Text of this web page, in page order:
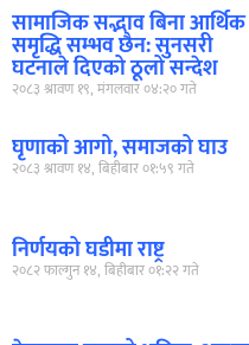
सामाजिक सद्भाव बिना आर्थिक
समृद्धि सम्भव छैन: सुनसरी
घटनाले दिएको ठूलो सन्देश
२०८३ श्रावण १९, मंगलवार ०४:२० गते
घृणाको आगो, समाजको घाउ
२०८३ श्रावण १४, बिहीबार ०१:५९ गते
निर्णयको घडीमा राष्ट्र
२०८२ फाल्गुन १४, बिहीबार ०१:२२ गते